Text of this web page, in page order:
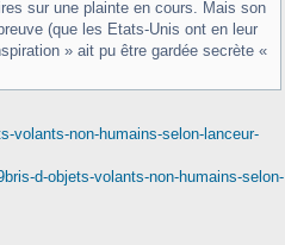
sur une plainte en cours. Mais son
(que les Etats-Unis ont en leur
» ait pu être gardée secrète «
volants-non-humains-selon-lanceur-
d-objets-volants-non-humains-selon-